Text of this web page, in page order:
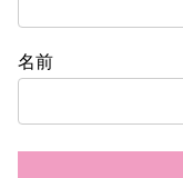
名前